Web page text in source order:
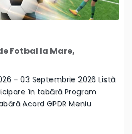
Fotbal la Mare,
– 03 Septembrie 2026 Listă
în tabără Program
Acord GPDR Meniu